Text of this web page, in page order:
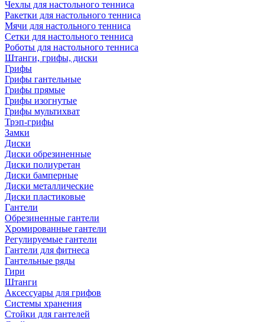
Чехлы для настольного тенниса
Ракетки для настольного тенниса
Мячи для настольного тенниса
Сетки для настольного тенниса
Роботы для настольного тенниса
Штанги, грифы, диски
Грифы
Грифы гантельные
Грифы прямые
Грифы изогнутые
Грифы мультихват
Трэп-грифы
Замки
Диски
Диски обрезиненные
Диски полиуретан
Диски бамперные
Диски металлические
Диски пластиковые
Гантели
Обрезиненные гантели
Хромированные гантели
Регулируемые гантели
Гантели для фитнеса
Гантельные ряды
Гири
Штанги
Аксессуары для грифов
Системы хранения
Стойки для гантелей